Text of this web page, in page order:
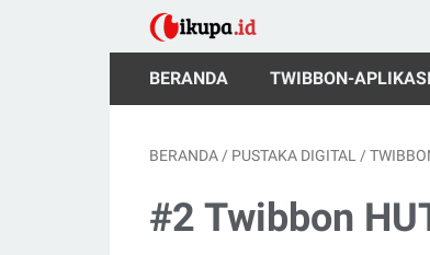
BERANDA TWIBBON-APLIKASI
BERANDA / PUSTAKA DIGITAL /
#2 Twibbon